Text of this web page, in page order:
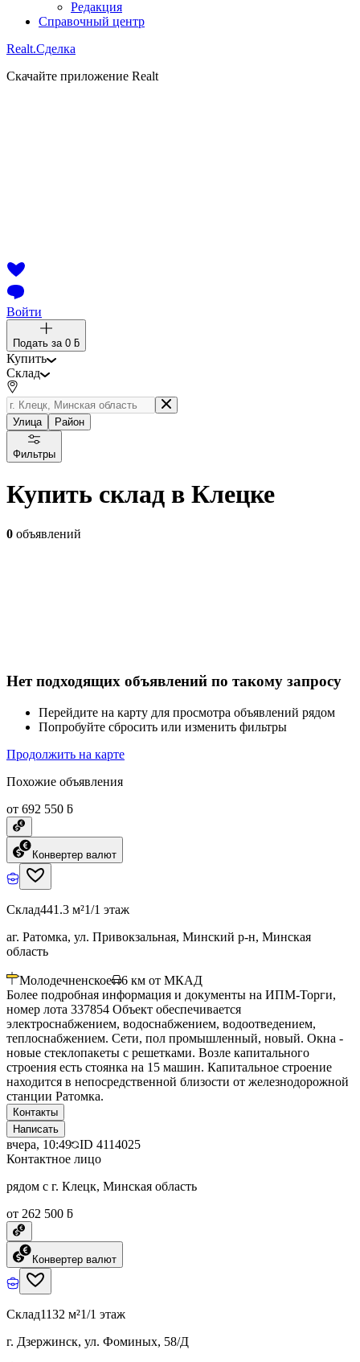
Редакция
Справочный центр
Realt.Сделка
Скачайте приложение Realt
Войти
Подать за 0 ƃ
Купить
Склад
Улица Район
Фильтры
Купить склад в Клецке
0 объявлений
Нет подходящих объявлений по такому запросу
Перейдите на карту для просмотра объявлений рядом
Попробуйте сбросить или изменить фильтры
Продолжить на карте
Похожие объявления
от 692 550 ƃ
Конвертер валют
Склад441.3 м²1/1 этаж
аг. Ратомка, ул. Привокзальная, Минский р-н, Минская
область
Молодечненское 6 км от МКАД
Более подробная информация и документы на ИПМ-Торги,
номер лота 337854 Объект обеспечивается
электроснабжением, водоснабжением, водоотведением,
теплоснабжением. Сети, пол промышленный, новый. Окна -
новые стеклопакеты с решетками. Возле капитального
строения есть стоянка на 15 машин. Капитальное строение
находится в непосредственной близости от железнодорожной
станции Ратомка.
Контакты
Написать
вчера, 10:49 ID 4114025
Контактное лицо
рядом с г. Клецк, Минская область
от 262 500 ƃ
Конвертер валют
Склад1132 м²1/1 этаж
г. Дзержинск, ул. Фоминых, 58/Д